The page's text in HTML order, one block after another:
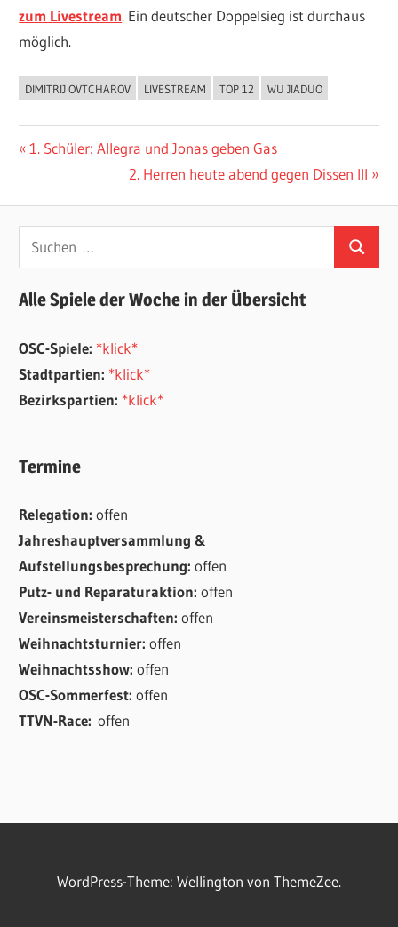
zum Livestream. Ein deutscher Doppelsieg ist durchaus
möglich.
ALLGEMEIN
DIMITRIJ OVTCHAROV LIVESTREAM TOP 12 WU JIADUO
Beitragsnavigation
Vorheriger
1. Schüler: Allegra und Jonas geben Gas
Nächster
2. Herren heute abend gegen Dissen III
Suchen
nach:
Suchen
Alle Spiele der Woche in der Übersicht
OSC-Spiele: *klick*
Stadtpartien: *klick*
Bezirkspartien: *klick*
Termine
Relegation:offen
Jahreshauptversammlung &
Aufstellungsbesprechung:offen
Putz- und Reparaturaktion:offen
Vereinsmeisterschaften:offen
Weihnachtsturnier:offen
Weihnachtsshow:offen
OSC-Sommerfest:offen
TTVN-Race:offen
WordPress-Theme: Wellington von ThemeZee.